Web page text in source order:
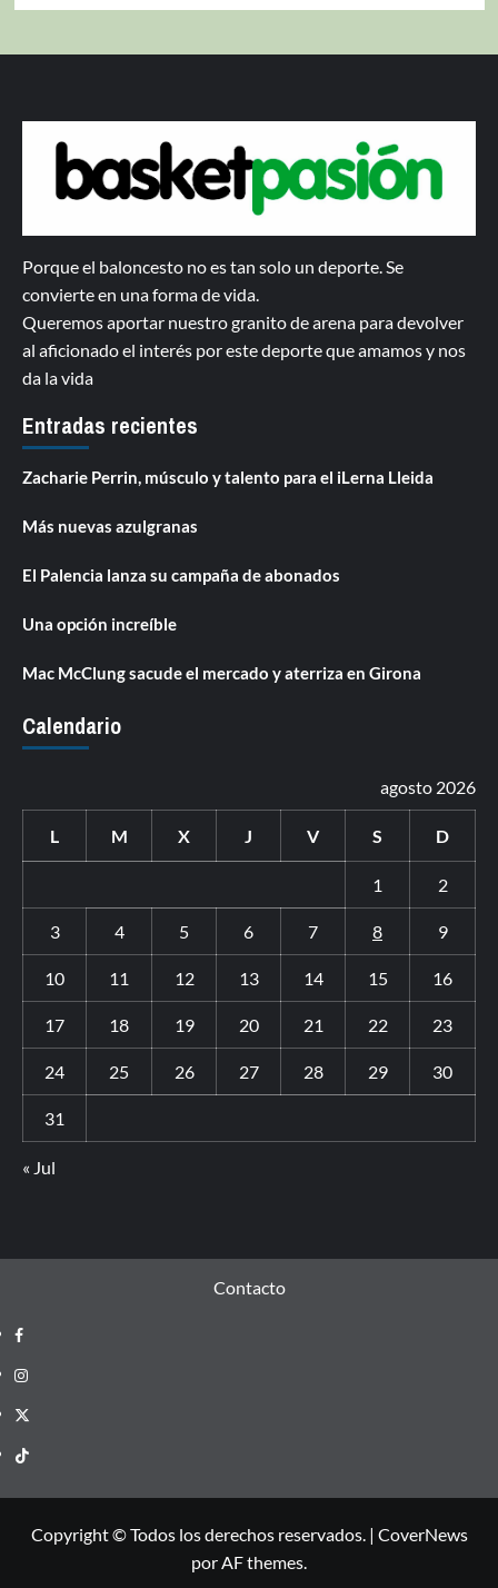
Porque el baloncesto no es tan solo un deporte. Se
convierte en una forma de vida.
Queremos aportar nuestro granito de arena para devolver
al aficionado el interés por este deporte que amamos y nos
da la vida
Entradas recientes
Zacharie Perrin, músculo y talento para el iLerna Lleida
Más nuevas azulgranas
El Palencia lanza su campaña de abonados
Una opción increíble
Mac McClung sacude el mercado y aterriza en Girona
Calendario
agosto 2026
L M X J V S D
1 2
3 4 5 6 7 8 9
10 11 12 13 14 15 16
17 18 19 20 21 22 23
24 25 26 27 28 29 30
31
« Jul
Contacto
Copyright © Todos los derechos reservados. | CoverNews
por AF themes.